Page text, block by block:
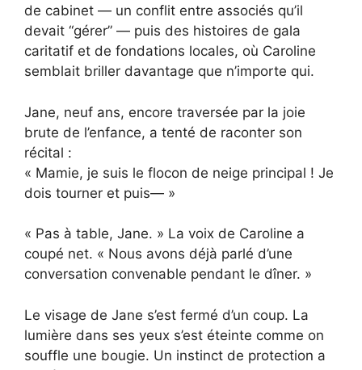
de cabinet — un conflit entre associés qu’il
devait “gérer” — puis des histoires de gala
caritatif et de fondations locales, où Caroline
semblait briller davantage que n’importe qui.
Jane, neuf ans, encore traversée par la joie
brute de l’enfance, a tenté de raconter son
récital :
« Mamie, je suis le flocon de neige principal ! Je
dois tourner et puis— »
« Pas à table, Jane. » La voix de Caroline a
coupé net. « Nous avons déjà parlé d’une
conversation convenable pendant le dîner. »
Le visage de Jane s’est fermé d’un coup. La
lumière dans ses yeux s’est éteinte comme on
souffle une bougie. Un instinct de protection a